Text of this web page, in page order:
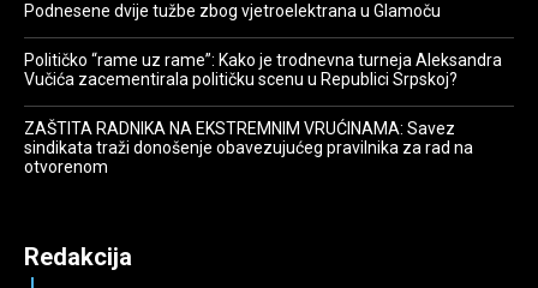
Podnesene dvije tužbe zbog vjetroelektrana u Glamoču
Političko “rame uz rame”: Kako je trodnevna turneja Aleksandra
Vučića zacementirala političku scenu u Republici Srpskoj?
ZAŠTITA RADNIKA NA EKSTREMNIM VRUĆINAMA: Savez
sindikata traži donošenje obavezujućeg pravilnika za rad na
otvorenom
Redakcija